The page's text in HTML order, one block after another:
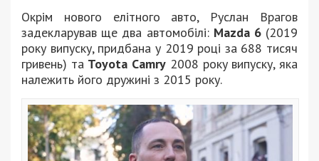
Окрім нового елітного авто, Руслан Врагов
задекларував ще два автомобілі: Mazda 6(2019
року випуску, придбана у 2019 році за 688 тисяч
гривень) та Toyota Camry 2008 року випуску, яка
належить його дружині з 2015 року.